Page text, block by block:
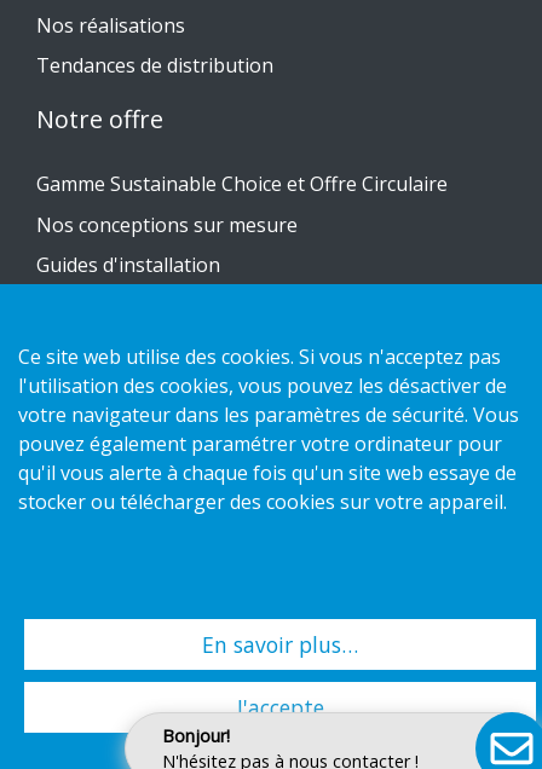
Bonjour!
N'hésitez pas à nous contacter !
Nos réalisations
Tendances de distribution
Notre offre
Gamme Sustainable Choice et Offre Circulaire
Nos conceptions sur mesure
Guides d'installation
Nous contacter
Politique de confidentialité
Politique des cookies
Ce site web utilise des cookies. Si vous n'acceptez pas
l'utilisation des cookies, vous pouvez les désactiver de
votre navigateur dans les paramètres de sécurité. Vous
pouvez également paramétrer votre ordinateur pour
qu'il vous alerte à chaque fois qu'un site web essaye de
stocker ou télécharger des cookies sur votre appareil.
En savoir plus…
J'accepte